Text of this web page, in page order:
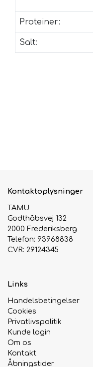
Proteiner:
Salt:
Kontaktoplysninger
TAMU
Godthåbsvej 132
2000 Frederiksberg
Telefon: 93968838
CVR: 29124345
Links
Handelsbetingelser
Cookies
Privatlivspolitik
Kunde login
Om os
Kontakt
Åbningstider